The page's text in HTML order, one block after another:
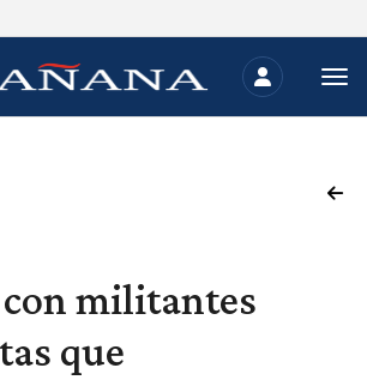
militantes
que